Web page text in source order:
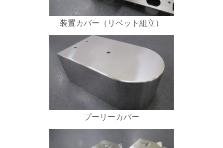
装置カバー（リベット組立）
プーリーカバー